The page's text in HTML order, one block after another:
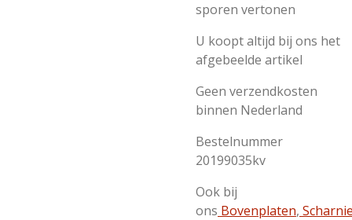
sporen vertonen
U koopt altijd bij ons het
afgebeelde artikel
Geen verzendkosten
binnen Nederland
Bestelnummer
20199035kv
Ook bij
ons Bovenplaten,